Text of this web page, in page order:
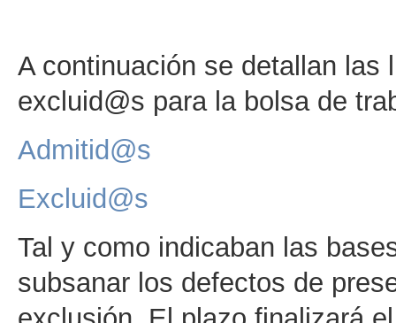
A continuación se detallan las
excluid@s para la bolsa de
Admitid@s
Excluid@s
Tal y como indicaban las
subsanar los defectos de